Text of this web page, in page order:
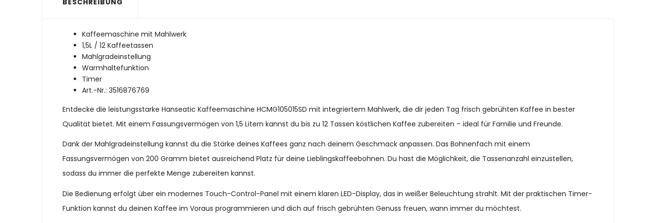
BESCHREIBUNG
Kaffeemaschine mit Mahlwerk
1,5L / 12 Kaffeetassen
Mahlgradeinstellung
Warmhaltefunktion
Timer
Art.-Nr.: 3516876769
Entdecke die leistungsstarke Hanseatic Kaffeemaschine HCMG105015SD mit integriertem Mahlwerk, die dir jeden Tag frisch gebrühten Kaffee in bester
Qualität bietet. Mit einem Fassungsvermögen von 1,5 Litern kannst du bis zu 12 Tassen köstlichen Kaffee zubereiten – ideal für Familie und Freunde.
Dank der Mahlgradeinstellung kannst du die Stärke deines Kaffees ganz nach deinem Geschmack anpassen. Das Bohnenfach mit einem
Fassungsvermögen von 200 Gramm bietet ausreichend Platz für deine Lieblingskaffeebohnen. Du hast die Möglichkeit, die Tassenanzahl einzustellen,
sodass du immer die perfekte Menge zubereiten kannst.
Die Bedienung erfolgt über ein modernes Touch-Control-Panel mit einem klaren LED-Display, das in weißer Beleuchtung strahlt. Mit der praktischen Timer-
Funktion kannst du deinen Kaffee im Voraus programmieren und dich auf frisch gebrühten Genuss freuen, wann immer du möchtest.